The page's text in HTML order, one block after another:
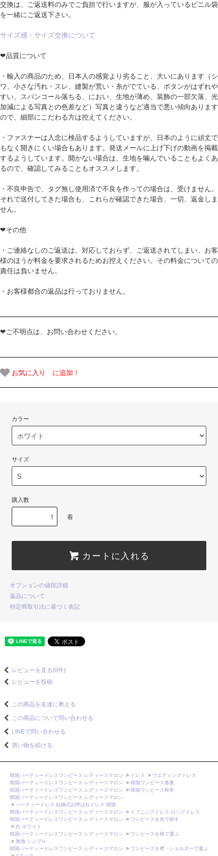
交換は、ご返送料のみでご負担で行いますが、服が入っているビニル袋
を一緒にご返送下さい。
サイズ感・サイズ交換について
❤品質について
・輸入の商品のため、日本人の感覚より劣ること、大いにあります（シ
ワ、小さな汚れ・スレ、縫製が荒い・糸がでている、ボタンがはずれや
すい、スパンコール落ちる、におい、生地が薄め、装飾の一部欠落、光
加減による写真との色差など）写真と違うなど適当で悪い傾向あります
ので、細部にこだわる方は控えてください。
・ファスナーは入念に検品するようしていますが、日本のように頑丈で
もなく開きにくい場合もあります。発送メールに上げ下げの動画を掲載
するようしています。開かない場合は、生地を噛んでいることもよくあ
るので、確認してみることもオススメします。
・不良申告で、タグ無し使用済で不良を作っての場合は、受けません。
それで送付してきた場合も、これらが確認できた場合、一切、返金しま
せん。
❤その他
・ご連絡なしのご返送は、対応しておらず、ご返送されてしまい、お客
様のほうが料金を要求されるためお控えください。その料金についての
責任は負いません。
・お客様都合の返品は行っておりません。
❤ご不明点は、お問い合わせください。
お気に入り に追加！
カラー
サイズ
購入数
着
カートに入れる
オプションの値段詳細
返品について
特定商取引法に基づく表記
レビューを見る(0件)
レビューを投稿
この商品を友達に教える
この商品について問い合わせる
LINEで問い合わせる
買い物を続ける
韓国パーティードレスワンピース レディースマロン > ドレス > ウエディングドレス
韓国パーティードレスワンピース レディースマロン
> 韓国ワンピース春夏
韓国パーティードレスワンピース レディースマロン
> 韓国ワンピース秋冬
韓国パーティードレスワンピース レディースマロン
> パーティードレス 結婚式お呼ばれドレス 韓国
韓国パーティードレスワンピース レディースマロン
> イブニングドレス ロングドレス
韓国パーティードレスワンピース レディースマロン
> ワンピースを色で探す
> 白 ホワイト
韓国パーティードレスワンピース レディースマロン
> ワンピースを柄で選ぶ
> 無地 シンプル
韓国パーティードレスワンピース レディースマロン
> ワンピースを襟・ショルダーで選ぶ